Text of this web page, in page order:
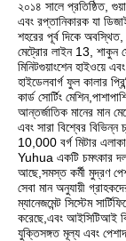
২০১৪ সালে প্রতিষ্ঠিত,
এবং রপ্তানিকারক যা
শহরের পূর্ব দিকে
মেট্রোর লাইন 13, শাকুন
মিনিটগুয়াংশেন হাইওয়ে
হাইডেলবার্গ ফুল কালার
কার্ড সোর্টিং
আন্তর্জাতিক মানের মান
এবং সারা বিশ্বের
10,000 বর্গ মিটার
Yuhua একটি চমৎকার
আছে,সমস্ত কর্মী মুদ্রণ
সেবা মান অনুযায়ী
ম্যানেজমেন্ট সিস্টেম
করেছে,এবং আইসিটিআই
যুক্তিসঙ্গত মূল্য এবং